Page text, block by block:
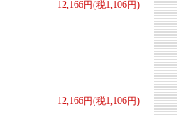
12,166円(税1,106円)
12,166円(税1,106円)